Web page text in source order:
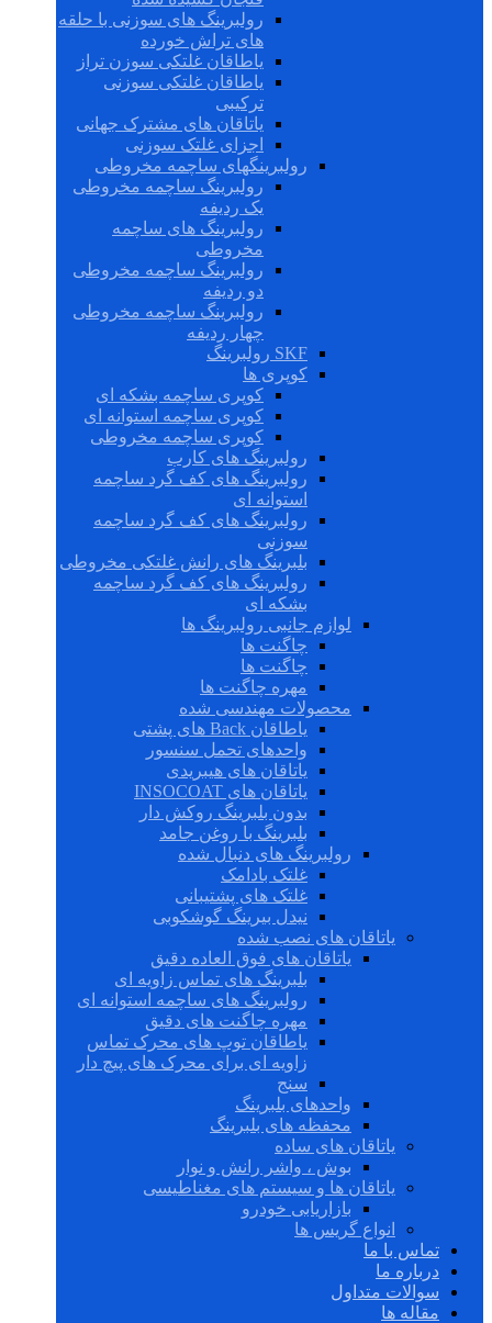
رولبرینگ های سوزنی با حلقه
های تراش خورده
یاطاقان غلتکی سوزن تراز
یاطاقان غلتکی سوزنی
ترکیبی
یاتاقان های مشترک جهانی
اجزای غلتک سوزنی
رولبرینگهای ساچمه مخروطی
رولبرینگ ساچمه مخروطی
یک ردیفه
رولبرینگ های ساچمه
مخروطی
رولبرینگ ساچمه مخروطی
دو ردیفه
رولبرینگ ساچمه مخروطی
چهار ردیفه
SKF رولبرینگ
کوپری ها
کوپری ساچمه بشکه ای
کوپری ساچمه استوانه ای
کوپری ساچمه مخروطی
رولبرینگ های کارب
رولبرینگ های کف گرد ساچمه
استوانه ای
رولبرینگ های کف گرد ساچمه
سوزنی
بلبرینگ های رانش غلتکی مخروطی
رولبرینگ های کف گرد ساچمه
بشکه ای
لوازم جانبی رولبرینگ ها
چاگنت ها
چاگنت ها
مهره چاگنت ها
محصولات مهندسی شده
یاطاقان Back های پشتی
واحدهای تحمل سنسور
یاتاقان های هیبریدی
یاتاقان های INSOCOAT
بدون بلبرینگ روکش دار
بلبرینگ با روغن جامد
رولبرینگ های دنبال شده
غلتک بادامک
غلتک های پشتیبانی
نیدل بیرینگ گوشکوبی
یاتاقان های نصب شده
یاتاقان های فوق العاده دقیق
بلبرینگ های تماس زاویه ای
رولبرینگ های ساچمه استوانه ای
مهره چاگنت های دقیق
یاطاقان توپ های محرک تماس
زاویه ای برای محرک های پیچ دار
سنج
واحدهای بلبرینگ
محفظه های بلبرینگ
یاتاقان های ساده
بوش ، واشر رانش و نوار
یاتاقان ها و سیستم های مغناطیسی
بازاریابی خودرو
انواع گریس ها
تماس با ما
درباره ما
سوالات متداول
مقاله ها